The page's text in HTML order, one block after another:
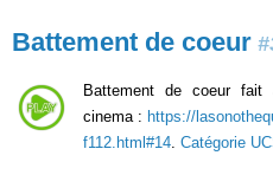
Battement de coeur
Battement de coeur fait
cinema : https://
f112.html#14 Catégorie